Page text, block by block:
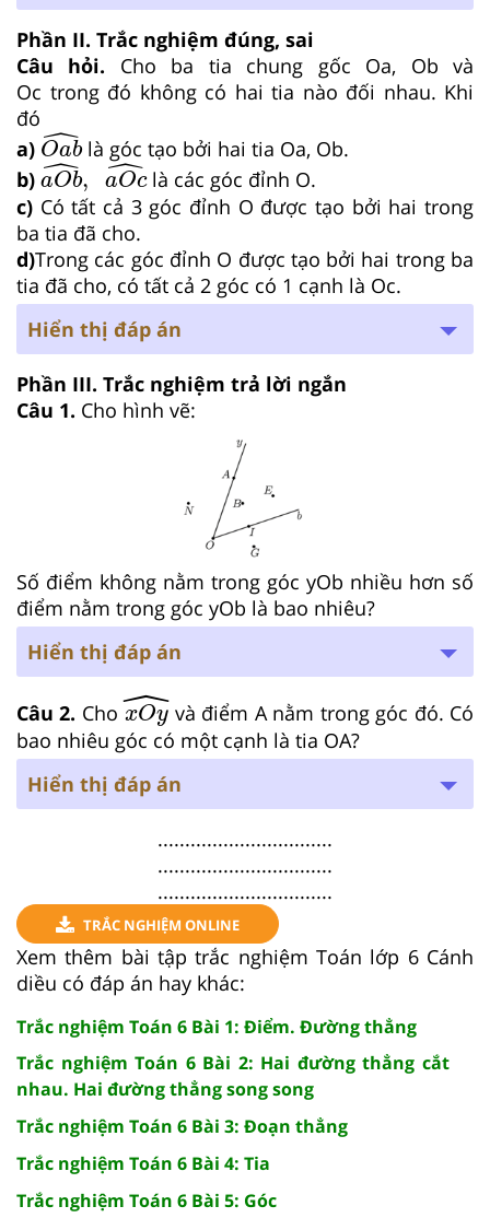
Phần II. Trắc nghiệm đúng, sai
Câu hỏi. Cho ba tia chung gốc Oa, Ob và
Oc trong đó không có hai tia nào đối nhau. Khi
đó
a) ˆ
Oab
Oab
là góc tạo bởi hai tia Oa, Ob.
b) ˆ
aOb, ˆ
aOc
aOb ^, aOc^
là các góc đỉnh O.
c) Có tất cả 3 góc đỉnh O được tạo bởi hai trong
ba tia đã cho.
d)Trong các góc đỉnh O được tạo bởi hai trong ba
tia đã cho, có tất cả 2 góc có 1 cạnh là Oc.
Hiển thị đáp án
Phần III. Trắc nghiệm trả lời ngắn
Câu 1. Cho hình vẽ:
Số điểm không nằm trong góc yOb nhiều hơn số
điểm nằm trong góc yOb là bao nhiêu?
Hiển thị đáp án
Câu 2. Cho ˆ
xOy
xOy^
và điểm Anằm trong góc đó. Có
bao nhiêu góc có một cạnh là tia OA?
Hiển thị đáp án
................................
................................
................................
TRẮC NGHIỆM ONLINE
Xem thêm bài tập trắc nghiệm Toán lớp 6 Cánh
diều có đáp án hay khác:
Trắc nghiệm Toán 6 Bài 1: Điểm. Đường thẳng
Trắc nghiệm Toán 6 Bài 2: Hai đường thẳng cắt
nhau. Hai đường thẳng song song
Trắc nghiệm Toán 6 Bài 3: Đoạn thẳng
Trắc nghiệm Toán 6 Bài 4: Tia
Trắc nghiệm Toán 6 Bài 5: Góc